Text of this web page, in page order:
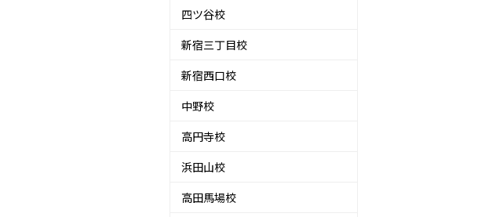
四ツ谷校
新宿三丁目校
新宿西口校
中野校
高円寺校
浜田山校
高田馬場校